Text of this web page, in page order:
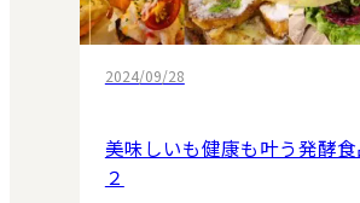
2024/09/28
美味しいも健康も叶う発酵食
２